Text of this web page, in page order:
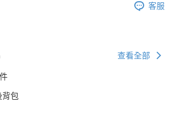
客服
查看全部
背包